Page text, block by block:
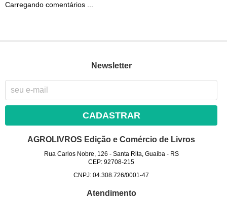
Carregando comentários ...
Newsletter
CADASTRAR
AGROLIVROS Edição e Comércio de Livros
Rua Carlos Nobre, 126 - Santa Rita, Guaíba- RS
CEP: 92708-215
CNPJ: 04.308.726/0001-47
Atendimento